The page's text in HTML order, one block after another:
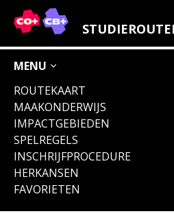
MENU
ROUTEKAART
MAAKONDERWIJS
IMPACTGEBIEDEN
SPELREGELS
INSCHRIJFPROCEDURE
HERKANSEN
FAVORIETEN
LEGENDA IMPACTGEBIEDEN
OVERIGE ICONEN
VERLEIDERS &
VERMARKTERS
VERNIEUWERS
VERDIENERS